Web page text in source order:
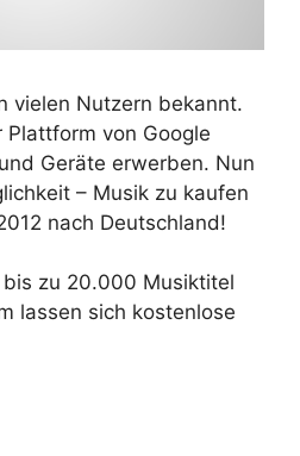
vielen Nutzern bekannt.
von Google
Geräte erwerben. Nun
– Musik zu kaufen
nach Deutschland!
zu 20.000 Musiktitel
lassen sich kostenlose